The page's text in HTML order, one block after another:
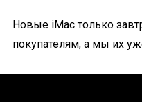
Новые iMac только
покупателям, а мы их